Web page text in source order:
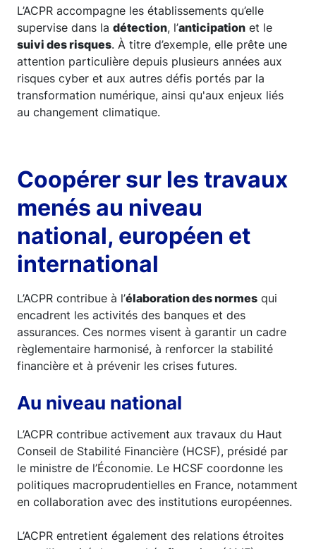
L’ACPR accompagne les établissements qu’elle
supervise dans la détection, l’anticipation et le
suivi des risques. À titre d’exemple, elle prête une
attention particulière depuis plusieurs années aux
risques cyber et aux autres défis portés par la
transformation numérique, ainsi qu'aux enjeux liés
au changement climatique.
Coopérer sur les travaux
menés au niveau
national, européen et
international
L’ACPR contribue à l’élaboration des normes qui
encadrent les activités des banques et des
assurances. Ces normes visent à garantir un cadre
règlementaire harmonisé, à renforcer la stabilité
financière et à prévenir les crises futures.
Au niveau national
L’ACPR contribue activement aux travaux du Haut
Conseil de Stabilité Financière (HCSF), présidé par
le ministre de l’Économie. Le HCSF coordonne les
politiques macroprudentielles en France, notamment
en collaboration avec des institutions européennes.
L’ACPR entretient également des relations étroites